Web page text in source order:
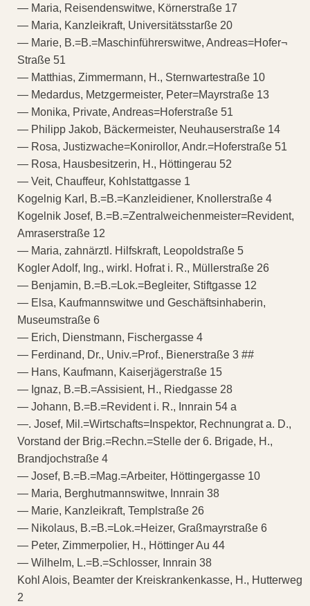
— Maria, Reisendenswitwe, Körnerstraße 17
— Maria, Kanzleikraft, Universitätsstarße 20
— Marie, B.=B.=Maschinführerswitwe, Andreas=Hofer¬
Straße 51
— Matthias, Zimmermann, H., Sternwartestraße 10
— Medardus, Metzgermeister, Peter=Mayrstraße 13
— Monika, Private, Andreas=Hoferstraße 51
— Philipp Jakob, Bäckermeister, Neuhauserstraße 14
— Rosa, Justizwache=Konirollor, Andr.=Hoferstraße 51
— Rosa, Hausbesitzerin, H., Höttingerau 52
— Veit, Chauffeur, Kohlstattgasse 1
Kogelnig Karl, B.=B.=Kanzleidiener, Knollerstraße 4
Kogelnik Josef, B.=B.=Zentralweichenmeister=Revident,
Amraserstraße 12
— Maria, zahnärztl. Hilfskraft, Leopoldstraße 5
Kogler Adolf, Ing., wirkl. Hofrat i. R., Müllerstraße 26
— Benjamin, B.=B.=Lok.=Begleiter, Stiftgasse 12
— Elsa, Kaufmannswitwe und Geschäftsinhaberin,
Museumstraße 6
— Erich, Dienstmann, Fischergasse 4
— Ferdinand, Dr., Univ.=Prof., Bienerstraße 3 ##
— Hans, Kaufmann, Kaiserjägerstraße 15
— Ignaz, B.=B.=Assisient, H., Riedgasse 28
— Johann, B.=B.=Revident i. R., Innrain 54 a
—. Josef, Mil.=Wirtschafts=Inspektor, Rechnungrat a. D.,
Vorstand der Brig.=Rechn.=Stelle der 6. Brigade, H.,
Brandjochstraße 4
— Josef, B.=B.=Mag.=Arbeiter, Höttingergasse 10
— Maria, Berghutmannswitwe, Innrain 38
— Marie, Kanzleikraft, Templstraße 26
— Nikolaus, B.=B.=Lok.=Heizer, Graßmayrstraße 6
— Peter, Zimmerpolier, H., Höttinger Au 44
— Wilhelm, L.=B.=Schlosser, Innrain 38
Kohl Alois, Beamter der Kreiskrankenkasse, H., Hutterweg
2